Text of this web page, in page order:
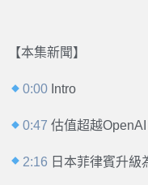
【本集新聞】
0:00 Intro
0:47估值超越
2:16 日本菲律賓升級